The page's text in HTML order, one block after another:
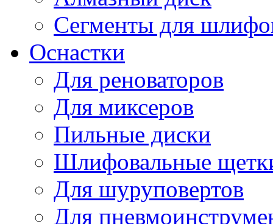
Сегменты для
Оснастки
Для реноваторов
Для миксеров
Пильные диски
Шлифовальные
Для шуруповертов
Для